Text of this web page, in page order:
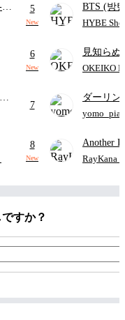
5
New
BTS (방
HYBE
6
New
見知ら
ャツが乾
OKEIKO
7
ダーリン
APPLE (
8
New
Another
Hurwitz
RayKana
すか？